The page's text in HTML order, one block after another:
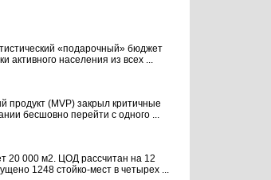
«подарочный» бюджет
активного населения из всех ...
(MVP) закрыл критичные
бесшовно перейти с одного ...
20 000 м2. ЦОД рассчитан на 12
1248 стойко-мест в четырех ...